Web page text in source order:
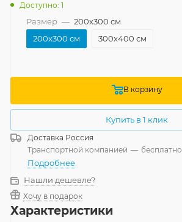
Доступно: 1
Размер — 200x300 см
200x300 см
300x400 см
В корзину
Купить в 1 клик
Доставка Россия
Транспортной компанией — бесплатно
Подробнее
Нашли дешевле?
Хочу в подарок
Характеристики